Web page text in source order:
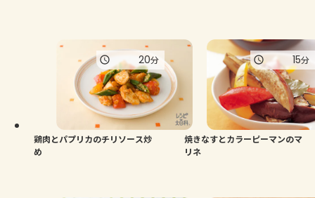
鶏肉とパプリカのチリソース炒
め
20分
焼きなすとカラーピーマンのマ
リネ
15分